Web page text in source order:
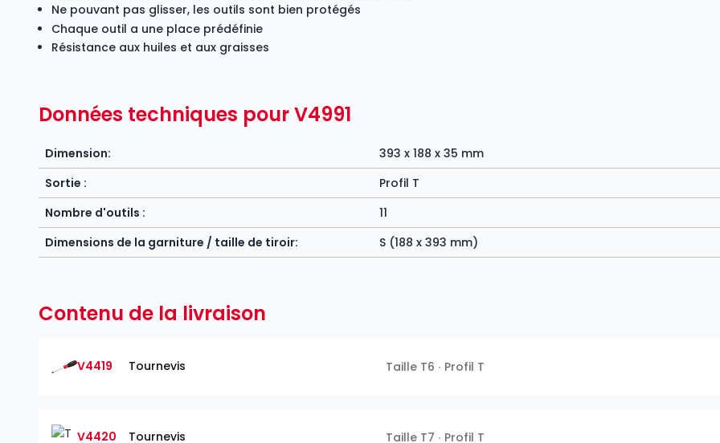
Ne pouvant pas glisser, les outils sont bien protégés
Chaque outil a une place prédéfinie
Résistance aux huiles et aux graisses
Données techniques pour V4991
Dimension:
393 x 188 x 35 mm
Sortie :
Profil T
Nombre d'outils :
11
Dimensions de la garniture / taille de tiroir:
S (188 x 393 mm)
Contenu de la livraison
V4419 Tournevis Taille T6 ∙ Profil T
V4420 Tournevis Taille T7 ∙ Profil T